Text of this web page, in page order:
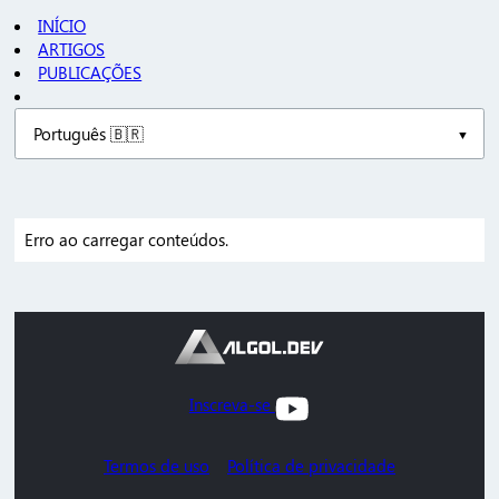
INÍCIO
ARTIGOS
PUBLICAÇÕES
Erro ao carregar conteúdos.
Inscreva-se
Termos de uso Política de privacidade